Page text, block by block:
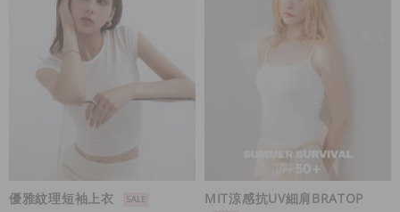
優雅紋理短袖上衣
MIT涼感抗UV細肩BRATOP